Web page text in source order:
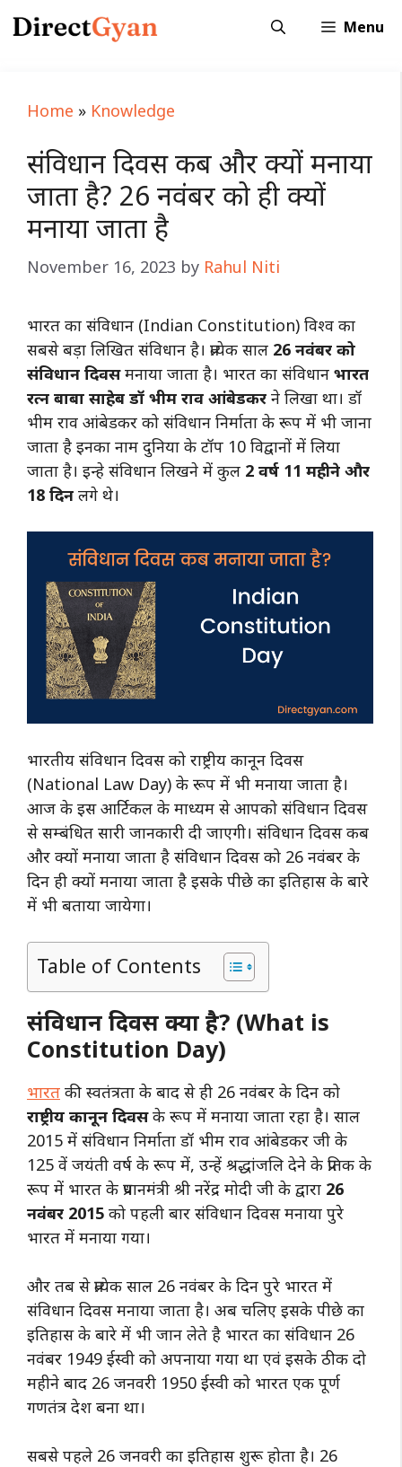
to
Menu
Home » Knowledge
संविधान दिवस कब और क्यों मनाया
जाता है? 26 नवंबर को ही क्यों
मनाया जाता है
November 16, 2023 by Rahul Niti
भारत का संविधान (Indian Constitution) विश्व का
सबसे बड़ा लिखित संविधान है। प्रत्येक साल 26 नवंबर को
संविधान दिवसमनाया जाता है। भारत का संविधान भारत
रत्न बाबा साहेब डॉ भीम राव आंबेडकर ने लिखा था। डॉ
भीम राव आंबेडकर को संविधान निर्माता के रूप में भी जाना
जाता है इनका नाम दुनिया के टॉप 10 विद्वानों में लिया
जाता है। इन्हे संविधान लिखने में कुल 2 वर्ष 11 महीने और
18 दिन लगे थे।
भारतीय संविधान दिवस को राष्ट्रीय कानून दिवस
(National Law Day) के रूप में भी मनाया जाता है।
आज के इस आर्टिकल के माध्यम से आपको संविधान दिवस
से सम्बंधित सारी जानकारी दी जाएगी। संविधान दिवस कब
और क्यों मनाया जाता है संविधान दिवस को 26 नवंबर के
दिन ही क्यों मनाया जाता है इसके पीछे का इतिहास के बारे
में भी बताया जायेगा।
Table of Contents
संविधान दिवस क्या है? (What is
Constitution Day)
भारत की स्वतंत्रता के बाद से ही 26 नवंबर के दिन को
राष्ट्रीय कानून दिवसके रूप में मनाया जाता रहा है। साल
2015 में संविधान निर्माता डॉ भीम राव आंबेडकर जी के
125 वें जयंती वर्ष के रूप में, उन्हें श्रद्धांजलि देने के प्रतिक के
रूप में भारत के प्रधानमंत्री श्री नरेंद्र मोदी जी के द्वारा 26
नवंबर 2015 को पहली बार संविधान दिवस मनाया पुरे
भारत में मनाया गया।
और तब से प्रत्येक साल 26 नवंबर के दिन पुरे भारत में
संविधान दिवस मनाया जाता है। अब चलिए इसके पीछे का
इतिहास के बारे में भी जान लेते है भारत का संविधान 26
नवंबर 1949 ईस्वी को अपनाया गया था एवं इसके ठीक दो
महीने बाद 26 जनवरी 1950 ईस्वी को भारत एक पूर्ण
गणतंत्र देश बना था।
सबसे पहले 26 जनवरी का इतिहास शुरू होता है। 26